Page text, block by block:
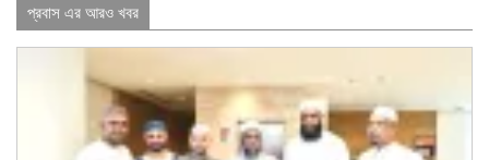
প্রবাস এর আরও খবর